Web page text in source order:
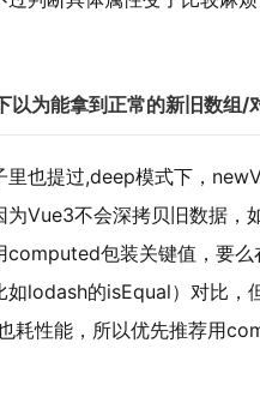
为能拿到正常的新旧数组/
里也提过,deep模式下，
为Vue3不会深拷贝旧数据，
computed包装关键值，要么
如lodash的isEqual）对比，
耗性能，所以优先推荐用